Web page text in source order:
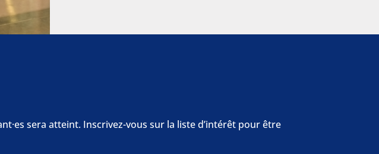
sera atteint. Inscrivez-vous sur la liste d’intérêt pour être